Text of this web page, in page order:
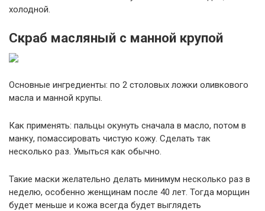
холодной.
Скраб масляный с манной крупой
Основные ингредиенты: по 2 столовых ложки оливкового
масла и манной крупы.
Как применять: пальцы окунуть сначала в масло, потом в
манку, помассировать чистую кожу. Сделать так
несколько раз. Умыться как обычно.
Такие маски желательно делать минимум несколько раз в
неделю, особенно женщинам после 40 лет. Тогда морщин
будет меньше и кожа всегда будет выглядеть